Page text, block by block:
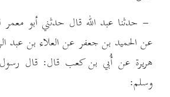
- حدثنا عبد الله قال حدثني أبو معمر
عن الحميد بن جعفر عن العلاء بن عبد
هريرة عن أُبي بن كعب قال: قال رسول
وسلم: